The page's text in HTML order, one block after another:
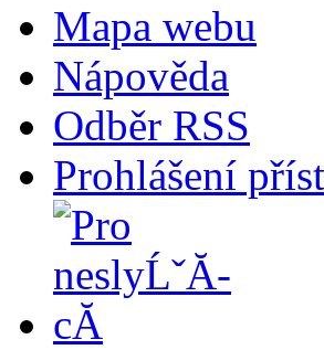
Mapa webu
Nápověda
Odběr RSS
Prohlášení